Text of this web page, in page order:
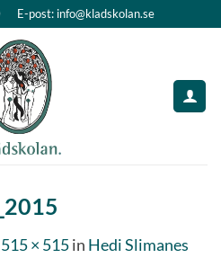
E-post: info@kladskolan.se
515 × 515in Hedi Slimanes